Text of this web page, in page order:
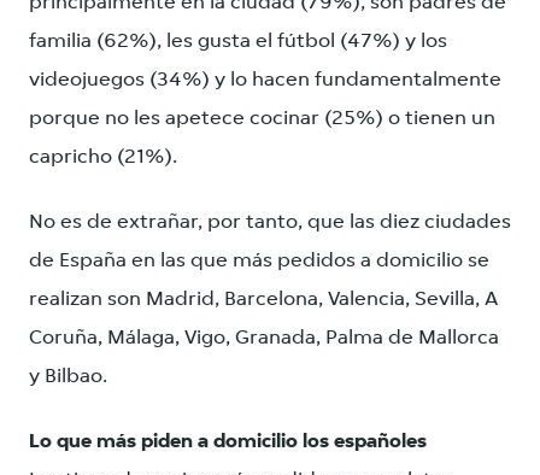
familia (62%), les gusta el fútbol (47%) y los
videojuegos (34%) y lo hacen fundamentalmente
porque no les apetece cocinar (25%) o tienen un
capricho (21%).
No es de extrañar, por tanto, que las diez ciudades
de España en las que más pedidos a domicilio se
realizan son Madrid, Barcelona, Valencia, Sevilla, A
Coruña, Málaga, Vigo, Granada, Palma de Mallorca
y Bilbao.
Lo que más piden a domicilio los españoles